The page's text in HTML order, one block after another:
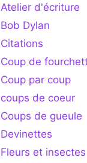
Atelier d'écriture
Bob Dylan
Citations
Coup de
Coup par coup
coups de coeur
Coups de gueule
Devinettes
Fleurs et insectes